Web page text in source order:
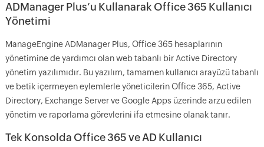
ADManager Plus’u Kullanarak Office 365 Kullanıcı
Yönetimi
ManageEngine ADManager Plus, Office 365 hesaplarının
yönetimine de yardımcı olan web tabanlı bir Active Directory
yönetim yazılımıdır. Bu yazılım, tamamen kullanıcı arayüzü tabanlı
ve betik içermeyen eylemlerle yöneticilerin Office 365, Active
Directory, Exchange Server ve Google Apps üzerinde arzu edilen
yönetim ve raporlama görevlerini ifa etmesine olanak tanır.
Tek Konsolda Office 365 ve AD Kullanıcı